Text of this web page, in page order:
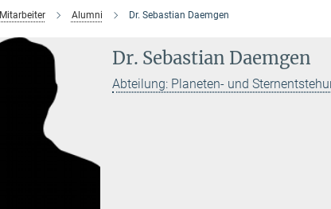
Mitarbeiter Alumni Dr. Sebastian Daemgen
Dr. Sebastian Daemgen
Abteilung: Planeten- und